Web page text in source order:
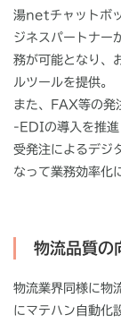
湯netチャットボ
ジネスパートナー
務が可能となり、
ルツールを提供。
また、FAX等の発
-EDIの導入を推進
受発注によるデジ
なって業務効率化
物流品質の
物流業界同様に物
にマテハン自動化